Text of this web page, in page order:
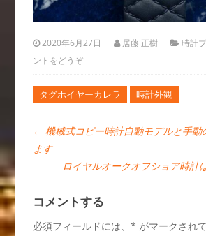
2020年6月27日 居藤 正樹 時計
ントをどうぞ
タグホイヤーカレラ 時計外観
← 機械式コピー時計自動モデルと手動
ます
ロイヤルオークオフショア時計
コメントする
必須フィールドには、* がマークされ